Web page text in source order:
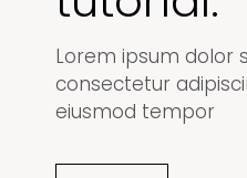
Lorem ipsum dolor
consectetur
eiusmod tempor